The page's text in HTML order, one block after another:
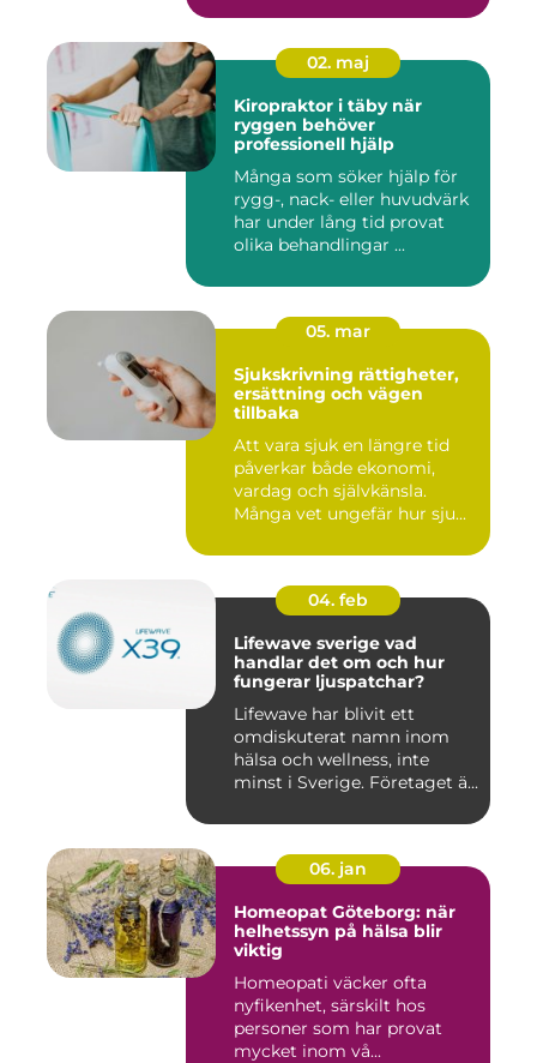
02. maj
Kiropraktor i täby när
ryggen behöver
professionell hjälp
Många som söker hjälp för
rygg-, nack- eller huvudvärk
har under lång tid provat
olika behandlingar ...
05. mar
Sjukskrivning rättigheter,
ersättning och vägen
tillbaka
Att vara sjuk en längre tid
påverkar både ekonomi,
vardag och självkänsla.
Många vet ungefär hur sju...
04. feb
Lifewave sverige vad
handlar det om och hur
fungerar ljuspatchar?
Lifewave har blivit ett
omdiskuterat namn inom
hälsa och wellness, inte
minst i Sverige. Företaget ä...
06. jan
Homeopat Göteborg: när
helhetssyn på hälsa blir
viktig
Homeopati väcker ofta
nyfikenhet, särskilt hos
personer som har provat
mycket inom vå...